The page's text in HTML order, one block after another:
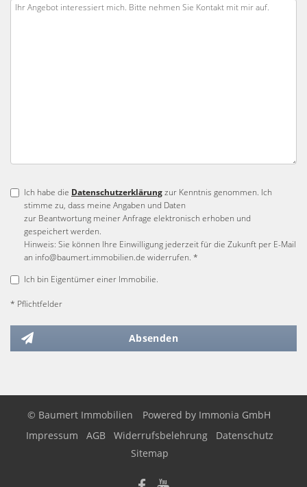
Ich habe die Datenschutzerklärungzur Kenntnis genommen. Ich
stimme zu, dass meine Angaben und Daten
zur Beantwortung meiner Anfrage elektronisch erhoben und
gespeichert werden.
Hinweis: Sie können Ihre Einwilligung jederzeit für die Zukunft per E-Mail
an info@baumert.immobilien.de widerrufen. *
Ich bin Eigentümer einer Immobilie.
* Pflichtfelder
Absenden
© Baumert Immobilien Powered by Immonia GmbH
Impressum
AGB Widerrufsbelehrung
Datenschutz
Sitemap